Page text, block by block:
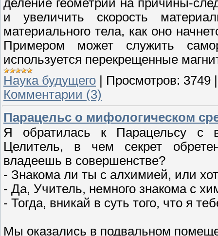
и увеличить скорость
материального тела, как оно
Примером может служить
используется перекрещенные
Наука будущего | Просмотров: 3749
Комментарии (3)
Парацельс о мифологическом
Я обратилась к Парацельсу с
Целитель, в чем секрет
владеешь в совершенстве?
- Знакома ли ты с алхимией, или
- Да, Учитель, немного знакома с
- Тогда, вникай в суть того, что я
Мы оказались в подвальном